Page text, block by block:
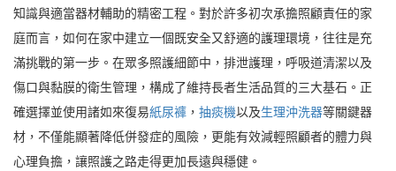
知識與適當器材輔助的精密工程。對於許多初次承擔照顧責任的家
庭而言，如何在家中建立一個既安全又舒適的護理環境，往往是充
滿挑戰的第一步。在眾多照護細節中，排泄護理，呼吸道清潔以及
傷口與黏膜的衛生管理，構成了維持長者生活品質的三大基石。正
確選擇並使用諸如來復易紙尿褲 ， 抽痰機以及生理沖洗器等關鍵器
材，不僅能顯著降低併發症的風險，更能有效減輕照顧者的體力與
心理負擔，讓照護之路走得更加長遠與穩健。